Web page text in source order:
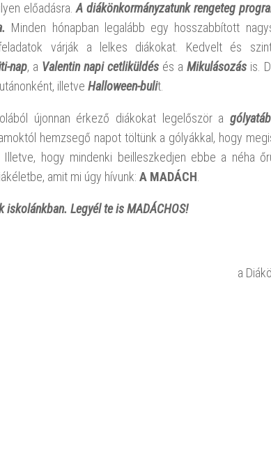
előadásra.A diákönkormányzatunk rengeteg
Minden hónapban legalább egy hosszabbított
várják a lelkes diákokat. Kedvelt és
nap, a Valentin napi cetliküldés és a Mikulásozás is.
illetve Halloween-bulit.
újonnan érkező diákokat legelőször a
hemzsegő napot töltünk a gólyákkal, hogy
hogy mindenki beilleszkedjen ebbe a néha
amit mi úgy hívunk: A MADÁCH
iskolánkban. Legyél te is MADÁCHOS!
a